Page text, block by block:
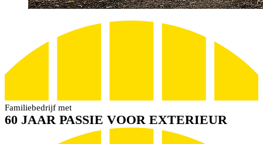
Familiebedrijf met
60 JAAR PASSIE VOOR EXTERIEUR